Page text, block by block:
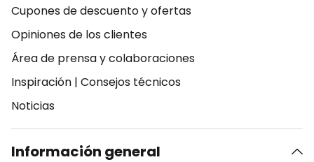
Cupones de descuento y ofertas
Opiniones de los clientes
Área de prensa y colaboraciones
Inspiración | Consejos técnicos
Noticias
Información general